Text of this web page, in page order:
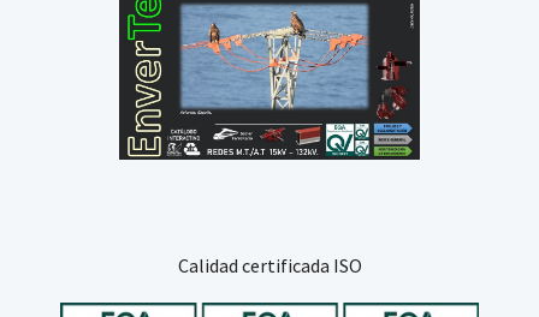
Calidad certificada ISO